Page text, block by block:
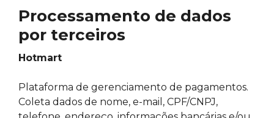
Processamento de dados
por terceiros
Hotmart
Plataforma de gerenciamento de pagamentos.
Coleta dados de nome, e-mail, CPF/CNPJ,